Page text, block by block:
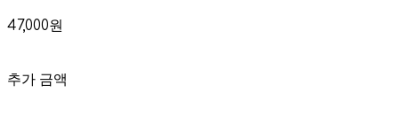
47,000원
추가 금액